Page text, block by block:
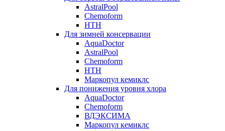
AstralPool
Chemoform
HTH
Для зимней консервации
AquaDoctor
AstralPool
Chemoform
HTH
Маркопул кемиклс
Для понижения уровня хлора
AquaDoctor
Chemoform
ВДЭКСИМА
Маркопул кемиклс